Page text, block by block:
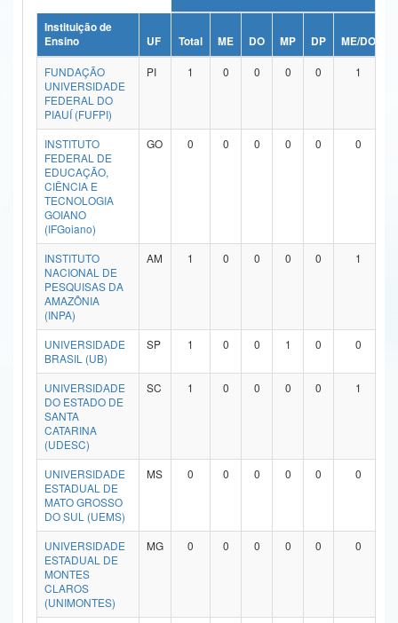
Ministério da Ciência, Tecnologia, Inovações e Comunicações
Ministério do Meio Ambiente
Ministério do Turismo
Ministério do Desenvolvimento Regional
Controladoria-Geral da União
Ministério da Mulher, da Família e dos Direitos Humanos
Secretaria-Geral
Secretaria de Governo
Gabinete de Segurança Institucional
Advocacia-Geral da União
Banco Central do Brasil
Instituição de
Ensino
UF Total ME DO MP DP ME/DO
FUNDAÇÃO
UNIVERSIDADE
FEDERAL DO
PIAUÍ (FUFPI)
PI 1 0 0 0 0 1
INSTITUTO
FEDERAL DE
EDUCAÇÃO,
CIÊNCIA E
TECNOLOGIA
GOIANO
(IFGoiano)
GO 0 0 0 0 0 0
INSTITUTO
NACIONAL DE
PESQUISAS DA
AMAZÔNIA
(INPA)
AM 1 0 0 0 0 1
UNIVERSIDADE
BRASIL (UB)
SP 1 0 0 1 0 0
UNIVERSIDADE
DO ESTADO DE
SANTA
CATARINA
(UDESC)
SC 1 0 0 0 0 1
UNIVERSIDADE
ESTADUAL DE
MATO GROSSO
DO SUL (UEMS)
MS 0 0 0 0 0 0
UNIVERSIDADE
ESTADUAL DE
MONTES
CLAROS
(UNIMONTES)
MG 0 0 0 0 0 0